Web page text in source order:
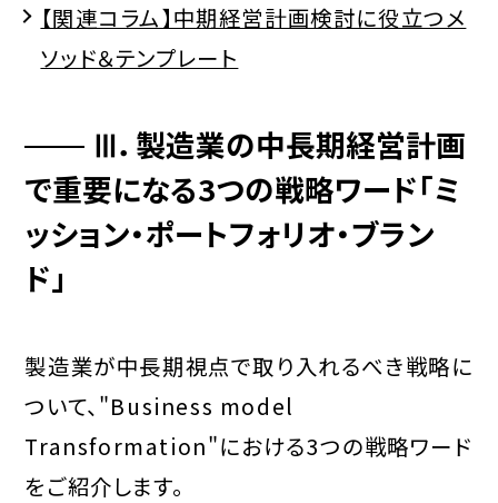
【関連コラム】中期経営計画検討に役立つメ
ソッド＆テンプレート
Ⅲ．製造業の中長期経営計画
で重要になる3つの戦略ワード「ミ
ッション・ポートフォリオ・ブラン
ド」
製造業が中長期視点で取り入れるべき戦略に
ついて、"Business model
Transformation"における3つの戦略ワード
をご紹介します。